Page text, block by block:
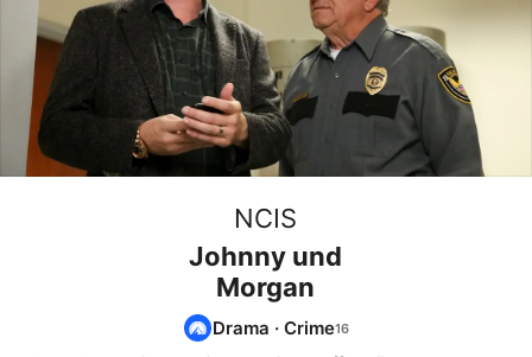
NCIS
Johnny und
Morgan
Drama · Crime